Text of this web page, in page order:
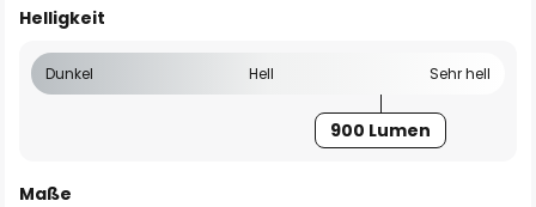
Helligkeit
Dunkel Hell Sehr hell
900 Lumen
Maße